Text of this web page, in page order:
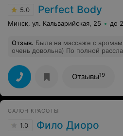
5.0 Perfect Body
Минск, ул. Кальварийская, 25 до
Отзыв. Была на массаже с
очень довольна) По полной
приду еще раз☺️ Лучший отдых для
Отзывы19
САЛОН КРАСОТЫ
1.0 Фило Диоро